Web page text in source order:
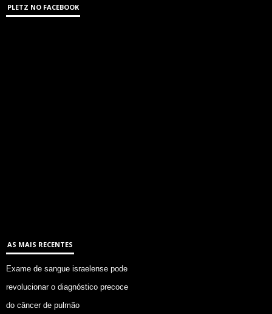
PLETZ NO FACEBOOK
AS MAIS RECENTES
Exame de sangue israelense pode
revolucionar o diagnóstico precoce
do câncer de pulmão